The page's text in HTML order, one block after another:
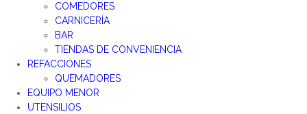
COMEDORES
CARNICERÍA
BAR
TIENDAS DE CONVENIENCIA
REFACCIONES
QUEMADORES
EQUIPO MENOR
UTENSILIOS